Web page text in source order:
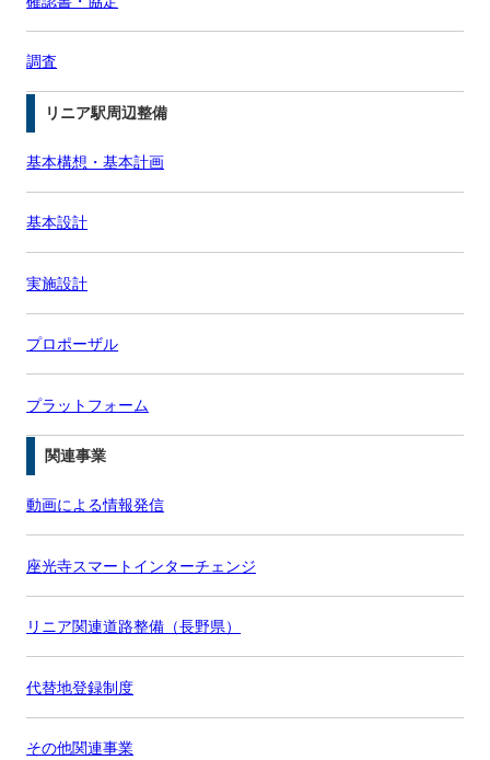
調査
リニア駅周辺整備
基本構想・基本計画
基本設計
実施設計
プロポーザル
プラットフォーム
関連事業
動画による情報発信
座光寺スマートインターチェンジ
リニア関連道路整備（長野県）
代替地登録制度
その他関連事業